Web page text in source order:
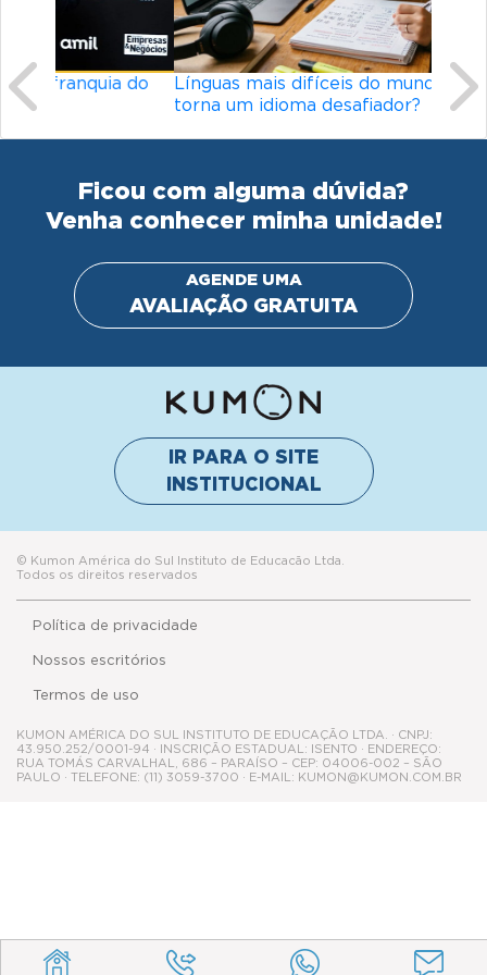
Línguas mais difíceis do mundo: o que
torna um idioma desafiador?
Ficou com alguma dúvida?
Venha conhecer minha unidade!
AGENDE UMA
AVALIAÇÃO GRATUITA
IR PARA O SITE
INSTITUCIONAL
© Kumon América do Sul Instituto de Educacão Ltda.
Todos os direitos reservados
Política de privacidade
Termos de uso
Nossos escritórios
KUMON AMÉRICA DO SUL INSTITUTO DE EDUCAÇÃO LTDA. · CNPJ:
43.950.252/0001-94 · INSCRIÇÃO ESTADUAL: ISENTO · ENDEREÇO:
RUA TOMÁS CARVALHAL, 686 – PARAÍSO – CEP: 04006-002 – SÃO
PAULO · TELEFONE: (11) 3059-3700 · E-MAIL: KUMON@KUMON.COM.BR